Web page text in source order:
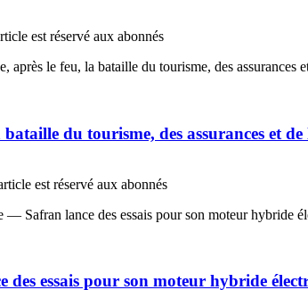
est réservé aux abonnés
du tourisme, des assurances et
est réservé aux abonnés
essais pour son moteur hybride